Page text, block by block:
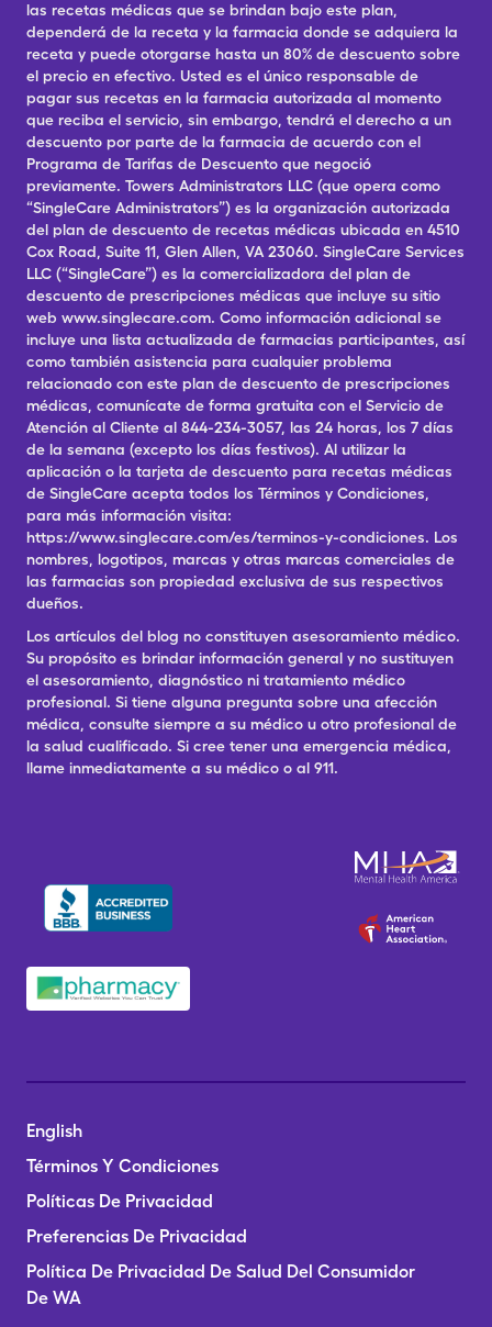
las recetas médicas que se brindan bajo este plan,
dependerá de la receta y la farmacia donde se adquiera la
receta y puede otorgarse hasta un 80% de descuento sobre
el precio en efectivo. Usted es el único responsable de
pagar sus recetas en la farmacia autorizada al momento
que reciba el servicio, sin embargo, tendrá el derecho a un
descuento por parte de la farmacia de acuerdo con el
Programa de Tarifas de Descuento que negoció
previamente. Towers Administrators LLC (que opera como
“SingleCare Administrators”) es la organización autorizada
del plan de descuento de recetas médicas ubicada en 4510
Cox Road, Suite 11, Glen Allen, VA 23060. SingleCare Services
LLC (“SingleCare”) es la comercializadora del plan de
descuento de prescripciones médicas que incluye su sitio
web www.singlecare.com. Como información adicional se
incluye una lista actualizada de farmacias participantes, así
como también asistencia para cualquier problema
relacionado con este plan de descuento de prescripciones
médicas, comunícate de forma gratuita con el Servicio de
Atención al Cliente al 844-234-3057, las 24 horas, los 7 días
de la semana (excepto los días festivos). Al utilizar la
aplicación o la tarjeta de descuento para recetas médicas
de SingleCare acepta todos los Términos y Condiciones,
para más información visita:
https://www.singlecare.com/es/terminos-y-condiciones. Los
nombres, logotipos, marcas y otras marcas comerciales de
las farmacias son propiedad exclusiva de sus respectivos
dueños.
Los artículos del blog no constituyen asesoramiento médico.
Su propósito es brindar información general y no sustituyen
el asesoramiento, diagnóstico ni tratamiento médico
profesional. Si tiene alguna pregunta sobre una afección
médica, consulte siempre a su médico u otro profesional de
la salud cualificado. Si cree tener una emergencia médica,
llame inmediatamente a su médico o al 911.
English
Términos Y Condiciones
Políticas De Privacidad
Preferencias De Privacidad
Política De Privacidad De Salud Del Consumidor
De WA